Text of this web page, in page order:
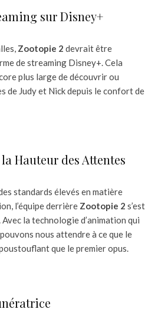
sur Disney+
Zootopie 2 devrait être
de streaming Disney+. Cela
plus large de découvrir ou
de Judy et Nick depuis le confort de
Hauteur des Attentes
standards élevés en matière
l’équipe derrière Zootopie 2 s’est
la technologie d’animation qui
nous attendre à ce que le
que le premier opus.